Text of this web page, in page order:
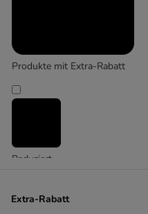
Produkte mit Extra-Rabatt
Reduziert
Extra-Rabatt